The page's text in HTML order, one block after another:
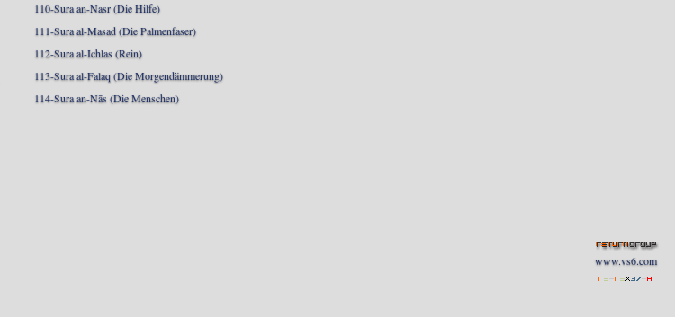
110-Sura an-Nasr (Die Hilfe)
111-Sura al-Masad (Die Palmenfaser)
112-Sura al-Ichlas (Rein)
113-Sura al-Falaq (Die Morgendämmerung)
114-Sura an-Nās (Die Menschen)
www.vs6.com